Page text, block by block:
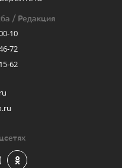
/ Редакция
10
72
62